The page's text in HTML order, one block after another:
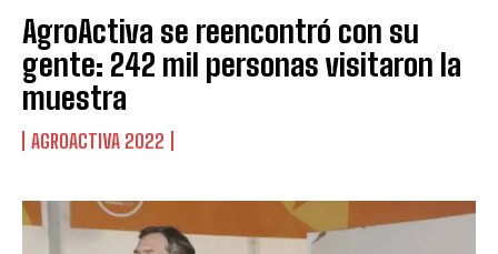
AgroActiva se reencontró con su
gente: 242 mil personas visitaron la
muestra
AGROACTIVA 2022